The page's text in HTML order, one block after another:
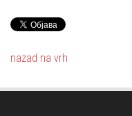
nazad na vrh